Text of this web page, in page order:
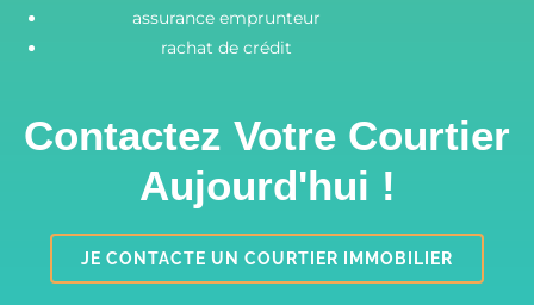
Contactez Votre Courtier
Aujourd'hui !
JE CONTACTE UN COURTIER IMMOBILIER
assurance emprunteur
rachat de crédit